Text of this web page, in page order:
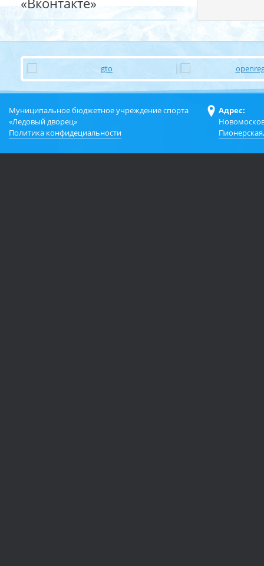
Муниципальное бюджетное учреждение спорта
«Ледовый дворец»
Политика конфидециальности
Адрес: